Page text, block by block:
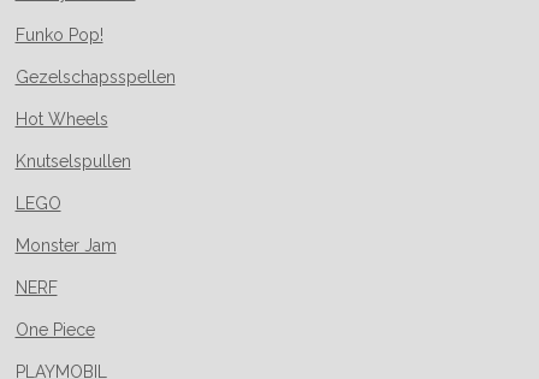
Funko Pop!
Gezelschapsspellen
Hot Wheels
Knutselspullen
LEGO
Monster Jam
NERF
One Piece
PLAYMOBIL